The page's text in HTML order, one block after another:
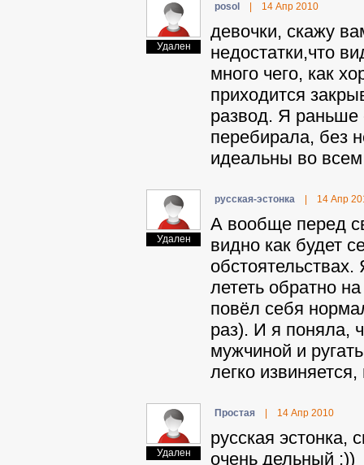
Удален
posol 14 Апр 2010
девочки, скажу
недостатки,что
много чего, как
приходится
развод. Я раньше
перебирала, без
идеальны во
Удален
pyccкaя-эcтoнкa 14 Апр
А вообще перед
видно как будет
лететь обратно
повёл себя
раз). И я поняла,
мужчиной и
легко
Удален
Пpocтaя 14 Апр 2010
pyccкaя эcтoнкa,
очень дельный ;))